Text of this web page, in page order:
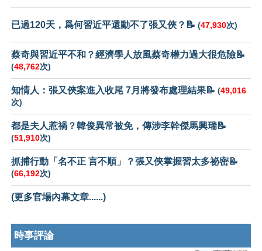
已過120天，爲何習近平還動不了張又俠？📝 (47,930次)
蔡奇與習近平不和？經濟學人放風蔡奇權力過大很危險📝
(48,762次)
知情人：張又俠案進入收尾 7月將發布處理結果📝 (49,016
次)
都是夫人惹禍？韓俊異常被免，傳涉李幹傑馬興瑞📝
(51,910次)
抓捕行動「名不正 言不順」？張又俠掌握習太多祕密📝
(66,192次)
(更多官場內幕文章......)
時事評論